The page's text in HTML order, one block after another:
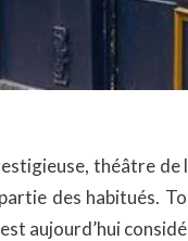
théâtre
des habitués.
aujourd’hui